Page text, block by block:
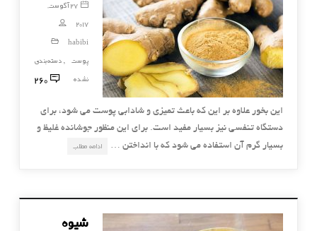
27 آگوست,
2017
habibi
پوست
, دسته‌بندی
نشده
260
این بخور علاوه بر این که باعث تمیزی و شادابی پوست می شود، برای
دستگاه تنفسی نیز بسیار مفید است. برای این منظور جوشانده غلیظ و
بسیار گرم آن استفاده می شود که با انداختن …
ادامه مطلب
شیوه